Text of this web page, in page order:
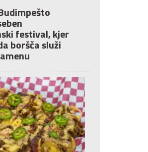
festival, kjer
boršča služi